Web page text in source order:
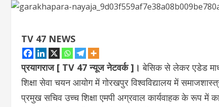
TV 47 NEWS
प्रयागराज [ TV 47 न्यूज नेटवर्क ]। बेसिक से लेकर एडेड
शिक्षा सेवा चयन आयोग में गोरखपुर विश्वविद्यालय में
प्रमुख सचिव उच्च शिक्षा एमपी अग्रवाल कार्यवाहक के रूप